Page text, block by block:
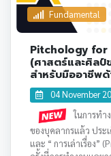
Fundamental
Pitchology for
(ศาสตร์และศิลป์
สำหรับมืออาชีพ
04 November
ในการทำ
ของบุคลากรแล้ว ปร
และ “ การเล่าเรื่อง